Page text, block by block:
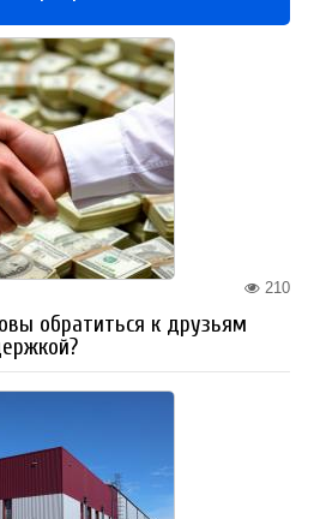
210
обратиться к друзьям